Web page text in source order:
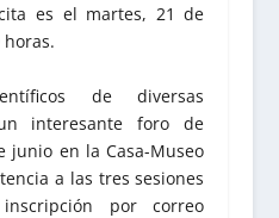
es el martes, 21 de
horas.
de diversas
interesante foro de
junio en la Casa-Museo
a las tres sesiones
por correo